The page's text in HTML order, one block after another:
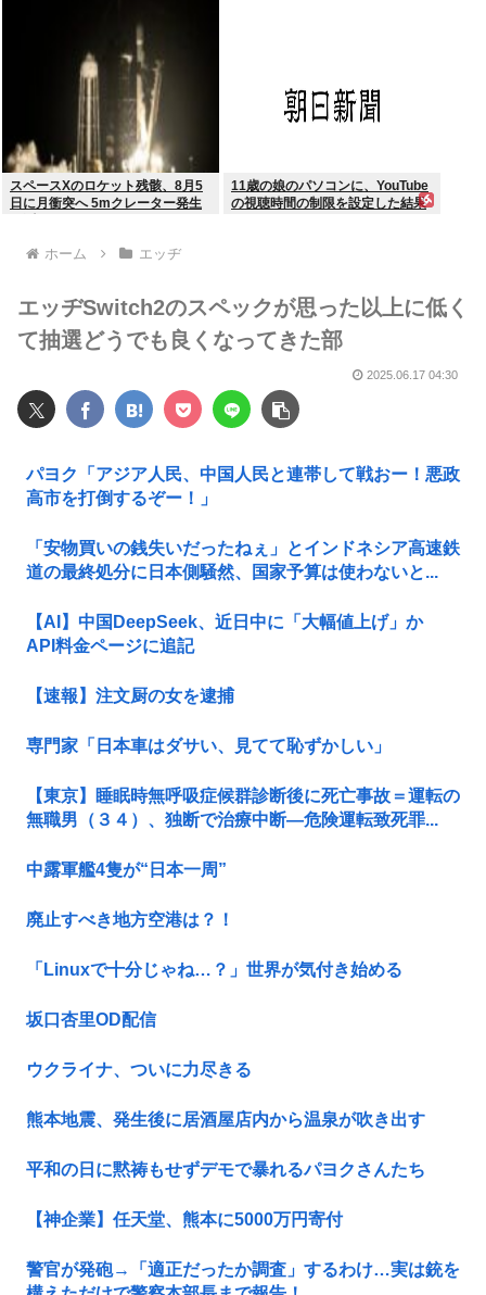
スペースXのロケット残骸、8月5
日に月衝突へ 5mクレーター発生
11歳の娘のパソコンに、YouTube
の視聴時間の制限を設定した結果
ホーム エッヂ
エッヂSwitch2のスペックが思った以上に低く
て抽選どうでも良くなってきた部
2025.06.17 04:30
パヨク「アジア人民、中国人民と連帯して戦おー！悪政
高市を打倒するぞー！」
「安物買いの銭失いだったねぇ」とインドネシア高速鉄
道の最終処分に日本側騒然、国家予算は使わないと...
【AI】中国DeepSeek、近日中に「大幅値上げ」か
API料金ページに追記
【速報】注文厨の女を逮捕
専門家「日本車はダサい、見てて恥ずかしい」
【東京】睡眠時無呼吸症候群診断後に死亡事故＝運転の
無職男（３４）、独断で治療中断―危険運転致死罪...
中露軍艦4隻が“日本一周”
廃止すべき地方空港は？！
「Linuxで十分じゃね…？」世界が気付き始める
坂口杏里OD配信
ウクライナ、ついに力尽きる
熊本地震、発生後に居酒屋店内から温泉が吹き出す
平和の日に黙祷もせずデモで暴れるパヨクさんたち
【神企業】任天堂、熊本に5000万円寄付
警官が発砲→「適正だったか調査」するわけ…実は銃を